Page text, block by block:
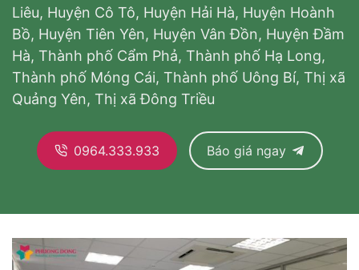
Liêu, Huyện Cô Tô, Huyện Hải Hà, Huyện Hoành
Bồ, Huyện Tiên Yên, Huyện Vân Đồn, Huyện Đầm
Hà, Thành phố Cẩm Phả, Thành phố Hạ Long,
Thành phố Móng Cái, Thành phố Uông Bí, Thị xã
Quảng Yên, Thị xã Đông Triều
0964.333.933 Báo giá ngay